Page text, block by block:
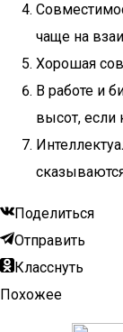
чаще на
Хорошая
В работе и
высот, если
Поделиться
Отправить
Класснуть
Похожее